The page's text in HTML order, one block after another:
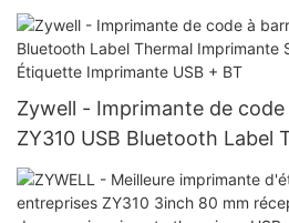
du logo pour étiquettes
imprimantes
Zywell - Imprimante de
ZY310 USB Bluetooth Label
Sticker Prix Étiquette
+ BT